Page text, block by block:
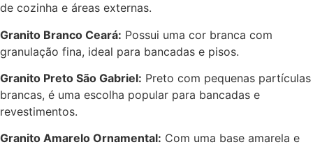
de cozinha e áreas externas.
Granito Branco Ceará: Possui uma cor branca com
granulação fina, ideal para bancadas e pisos.
Granito Preto São Gabriel: Preto com pequenas partículas
brancas, é uma escolha popular para bancadas e
revestimentos.
Granito Amarelo Ornamental: Com uma base amarela e